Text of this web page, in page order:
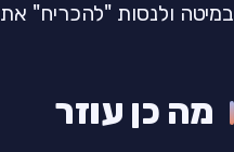
במיטה ולנסות "להכריח"
מה כן עוזר